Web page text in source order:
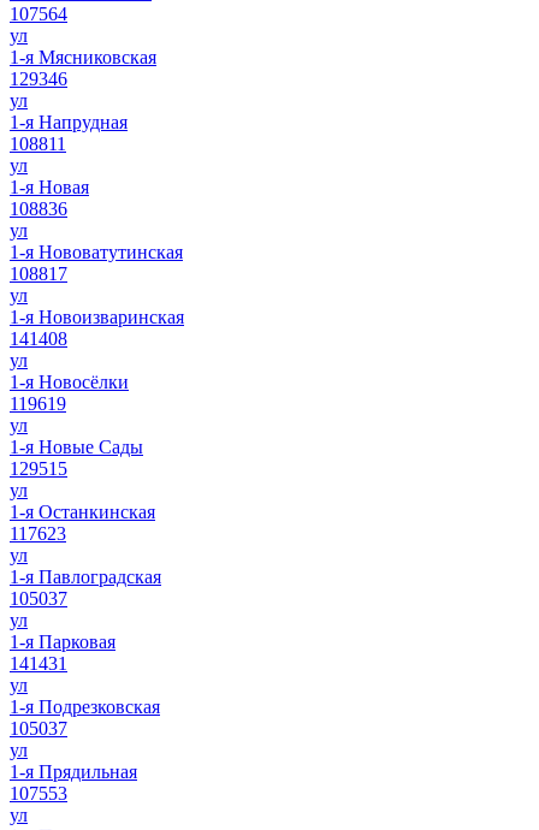
107564
ул
1-я Мясниковская
129346
ул
1-я Напрудная
108811
ул
1-я Новая
108836
ул
1-я Нововатутинская
108817
ул
1-я Новоизваринская
141408
ул
1-я Новосёлки
119619
ул
1-я Новые Сады
129515
ул
1-я Останкинская
117623
ул
1-я Павлоградская
105037
ул
1-я Парковая
141431
ул
1-я Подрезковская
105037
ул
1-я Прядильная
107553
ул